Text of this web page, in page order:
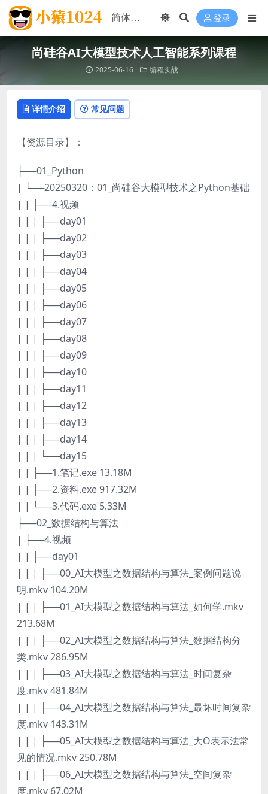
登录
尚硅谷AI大模型技术人工智能系列课程
2025-06-16 编程实战
详情介绍 常见问题
【资源目录】：
├──01_Python
| └──20250320：01_尚硅谷大模型技术之Python基础
| | ├──4.视频
| | | ├──day01
| | | ├──day02
| | | ├──day03
| | | ├──day04
| | | ├──day05
| | | ├──day06
| | | ├──day07
| | | ├──day08
| | | ├──day09
| | | ├──day10
| | | ├──day11
| | | ├──day12
| | | ├──day13
| | | ├──day14
| | | └──day15
| | ├──1.笔记.exe 13.18M
| | ├──2.资料.exe 917.32M
| | └──3.代码.exe 5.33M
├──02_数据结构与算法
| ├──4.视频
| | ├──day01
| | | ├──00_AI大模型之数据结构与算法_案例问题说
明.mkv 104.20M
| | | ├──01_AI大模型之数据结构与算法_如何学.mkv
213.68M
| | | ├──02_AI大模型之数据结构与算法_数据结构分
类.mkv 286.95M
| | | ├──03_AI大模型之数据结构与算法_时间复杂
度.mkv 481.84M
| | | ├──04_AI大模型之数据结构与算法_最坏时间复杂
度.mkv 143.31M
| | | ├──05_AI大模型之数据结构与算法_大O表示法常
见的情况.mkv 250.78M
| | | ├──06_AI大模型之数据结构与算法_空间复杂
度.mkv 67.02M